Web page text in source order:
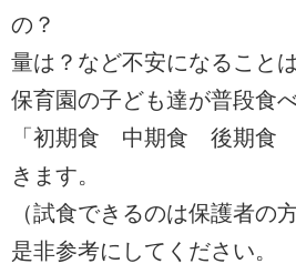
の？
量は？など不安になること
保育園の子ども達が普段食
「初期食 中期食 後期食
きます。
（試食できるのは保護者の
是非参考にしてください。